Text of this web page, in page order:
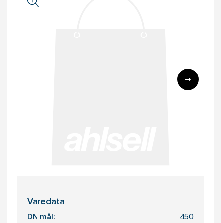
Varedata
DN mål: 450